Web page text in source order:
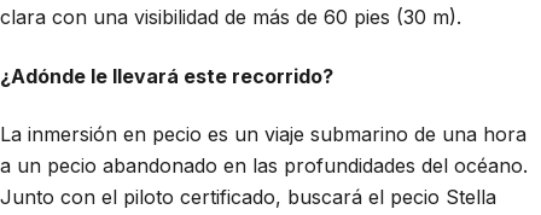
clara con una visibilidad de más de 60 pies (30 m).
¿Adónde le llevará este recorrido?
La inmersión en pecio es un viaje submarino de una hora
a un pecio abandonado en las profundidades del océano.
Junto con el piloto certificado, buscará el pecio Stella